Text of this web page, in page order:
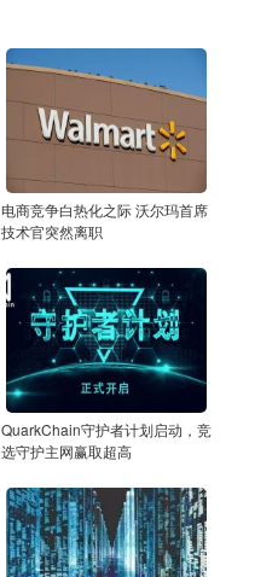
电商竞争白热化之际 沃尔玛首席
技术官突然离职
QuarkChain守护者计划启动，竞
选守护主网赢取超高